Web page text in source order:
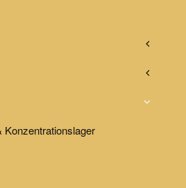
Konzentrationslager